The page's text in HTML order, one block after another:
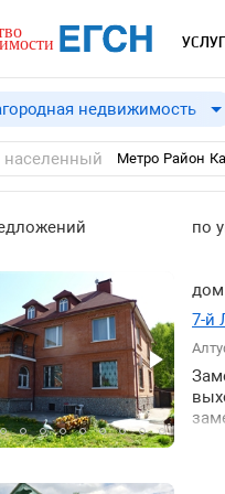
недвижимость
Метро Район
по
дом
7-й